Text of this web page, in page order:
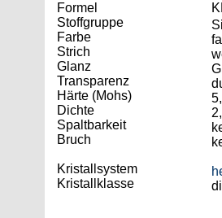
Formel
Stoffgruppe
Farbe
Strich
Glanz
Transparenz
Härte (Mohs)
Dichte
Spaltbarkeit
Bruch
Kristallsystem
Kristallklasse